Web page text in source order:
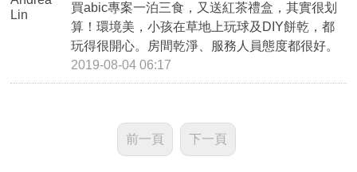
APP下載
買abic專案一泊三食，又送紅茶禮盒，其實很划
算！環境美，小孩在草地上玩球及DIY餅乾，都
玩得很開心。房間乾淨、服務人員態度都很好。
2019-08-04 06:17
前一頁 下一頁